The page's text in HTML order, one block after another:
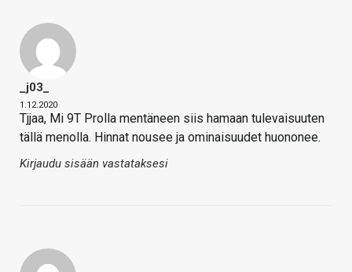
_j03_
1.12.2020
Tjjaa, Mi 9T Prolla mentäneen siis hamaan tulevaisuuten
tällä menolla. Hinnat nousee ja ominaisuudet huononee.
Kirjaudu sisään vastataksesi